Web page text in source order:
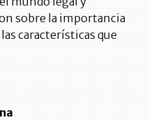
sobre la importancia
características que